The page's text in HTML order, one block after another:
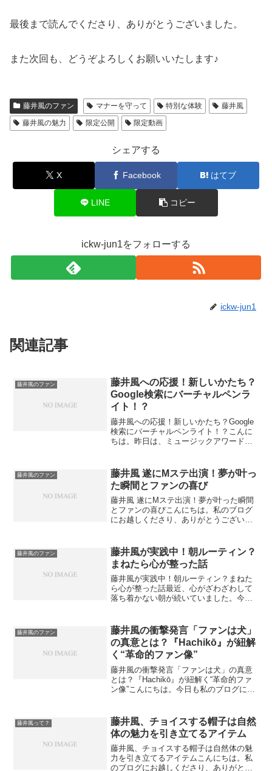
最後まで読んでくださり、ありがとうございました。
また次回も、どうぞよろしくお願いいたします♪
藤井風のファン マナーを守って 特別な体験
藤井風
藤井風の魅力
限定公開 限定動画
シェアする
X Facebook はてブ
LINE コピー
ickw-jun1をフォローする
ickw-jun1
関連記事
藤井風のファン
藤井風への応援！新しいかたち？
Google検索にバーチャルペンラ
イト！？
藤井風への応援！新しいかたち？Google
検索にバーチャルペンライト！？こんに
ちは。昨日は、ミュージックアワードで
ね。今回は、藤井風ファンとして見逃せ
ない、とって...
藤井風のファン
藤井風 遂にMステ出演！夢が叶っ
た瞬間とファンの喜び
藤井風 遂にMステ出演！夢が叶った瞬間
とファンの喜びこんにちは。私のブログ
にお越しくださり、ありがとうございま
ってみたいと思います。ファンとして待
ち望んできた瞬間がよう...
藤井風のファン
藤井風が実践中！朝ルーティン？
まねたら心が整った話
藤井風が実践中！朝ルーティン？まねた
ら心が整った話最近、心がざわざわして
落ち着かない朝が続いていました。今朝
ってしまう。そんな今朝、ググってみた
ら藤井風のライフスタイルが話...
藤井風のファン
藤井風の衝撃発言「ファンは犬」
の真意とは？『Hachikō』が紐解
く“革命的ファン像”
藤井風の衝撃発言「ファンは犬」の真意
とは？『Hachikō』が紐解く“革命的ファ
ン像”こんにちは。今日も私のブログにお
いう発言に注目します。一見すると驚き
の言葉ですが、...
藤井風って？
藤井風、チョイスする帽子は自然
体の魅力を引き立てるアイテム
藤井風、チョイスする帽子は自然体の魅
力を引き立てるアイテムこんにちは。私
のブログにお越しくださり、ありがとう